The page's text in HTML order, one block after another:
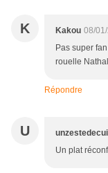
K Kakou 08/
Pas super
rouelle
Répondre
U
Un plat